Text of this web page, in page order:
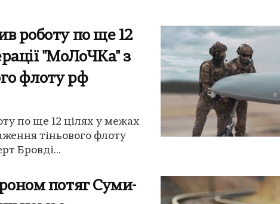
роботу по ще 12
"МоЛоЧКа" з
флоту рф
по ще 12 цілях у межах
тіньового флоту
Бровді...
потяг Суми-